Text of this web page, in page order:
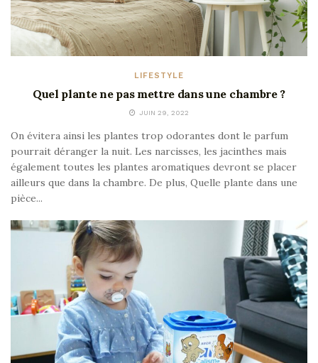
LIFESTYLE
Quel plante ne pas mettre dans une chambre ?
JUIN 29, 2022
On évitera ainsi les plantes trop odorantes dont le parfum
pourrait déranger la nuit. Les narcisses, les jacinthes mais
également toutes les plantes aromatiques devront se placer
ailleurs que dans la chambre. De plus, Quelle plante dans une
pièce...